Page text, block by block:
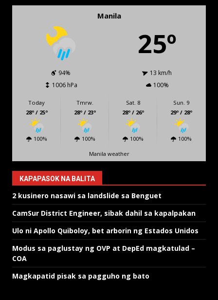
Manila
25º
94%
13 km/h
1006 hPa
100%
Today
28º / 25º
100%
Tmrw.
28º / 23º
100%
Sat. 8
28º / 26º
100%
Sun. 9
29º / 28º
100%
Manila weather
KAPAPASOK NA BALITA
2 kusinero nasawi sa landslide sa Benguet
CamSur District Engineer, sibak dahil sa kapalpakan
Ulo ni Apollo Quiboloy, bet arborin ng Estados Unidos
Modus sa paglustay ng OVP at DepEd magkatulad –
COA
Magkapatid pisak sa pagguho ng bato